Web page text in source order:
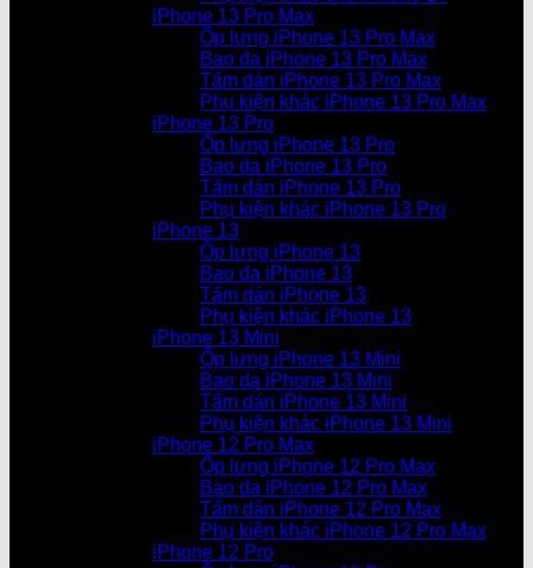
iPhone 13 Pro Max
Ốp lưng iPhone 13 Pro Max
Bao da iPhone 13 Pro Max
Tấm dán iPhone 13 Pro Max
Phụ kiện khác iPhone 13 Pro Max
iPhone 13 Pro
Ốp lưng iPhone 13 Pro
Bao da iPhone 13 Pro
Tấm dán iPhone 13 Pro
Phụ kiện khác iPhone 13 Pro
iPhone 13
Ốp lưng iPhone 13
Bao da iPhone 13
Tấm dán iPhone 13
Phụ kiện khác iPhone 13
iPhone 13 Mini
Ốp lưng iPhone 13 Mini
Bao da iPhone 13 Mini
Tấm dán iPhone 13 Mini
Phụ kiện khác iPhone 13 Mini
iPhone 12 Pro Max
Ốp lưng iPhone 12 Pro Max
Bao da iPhone 12 Pro Max
Tấm dán iPhone 12 Pro Max
Phụ kiện khác iPhone 12 Pro Max
iPhone 12 Pro